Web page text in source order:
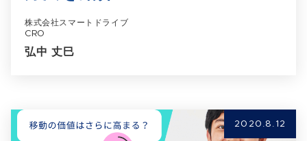
株式会社スマートドライブ
CRO
弘中 丈巳
2020.8.12